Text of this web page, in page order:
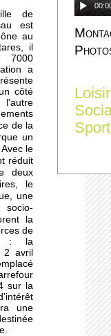
de
est
au
il
7000
a
côté
l'autre
de la
un
le
réduit
deux
le
une
la
de
: la
avril
sur la
une
Sport